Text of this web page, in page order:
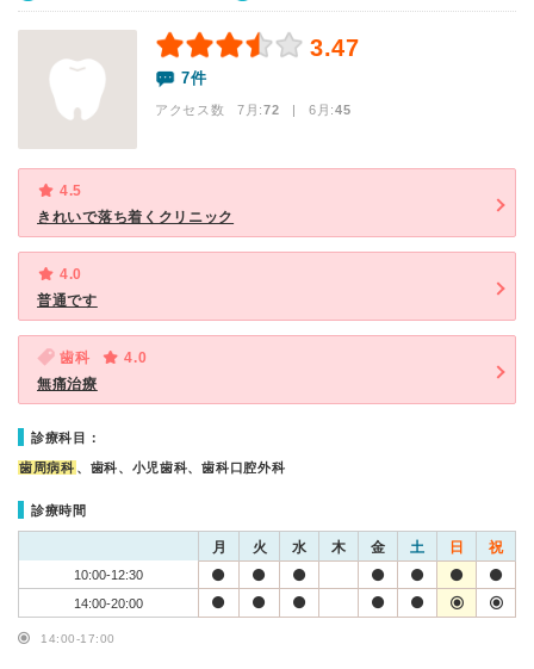
3.47
7件
アクセス数 7月:72 | 6月:45
4.5
きれいで落ち着くクリニック
4.0
普通です
歯科
4.0
無痛治療
診療科目：
歯周病科 、歯科、小児歯科、歯科口腔外科
診療時間
月 火 水 木 金 土 日 祝
10:00-12:30
14:00-20:00
14:00-17:00